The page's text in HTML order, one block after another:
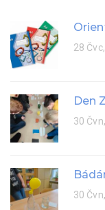
28
Den
30
30